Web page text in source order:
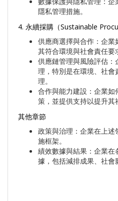
隱私管理措施。
4. 永續採購（Sustainable
供應商選擇與合作：企
其符合環境與社會責任要
供應鏈管理與風險評估
理，特別是在環境、社
理。
合作與能力建設：企業
策，並提供支持以提升其
其他章節
政策與治理：企業在上
施框架。
績效數據與結果：企業
據，包括減排成果、社會